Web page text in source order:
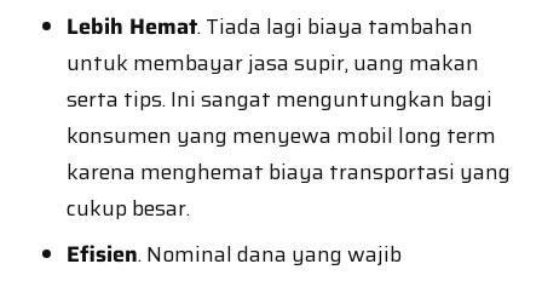
Lebih Hemat. Tiada lagi biaya tambahan
untuk membayar jasa supir, uang makan
serta tips. Ini sangat menguntungkan bagi
konsumen yang menyewa mobil long term
karena menghemat biaya transportasi yang
cukup besar.
Efisien. Nominal dana yang wajib